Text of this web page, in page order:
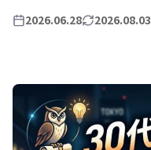
2026.06.28 2026.08.03